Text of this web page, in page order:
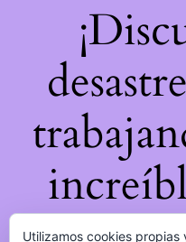
Utilizamos cookies